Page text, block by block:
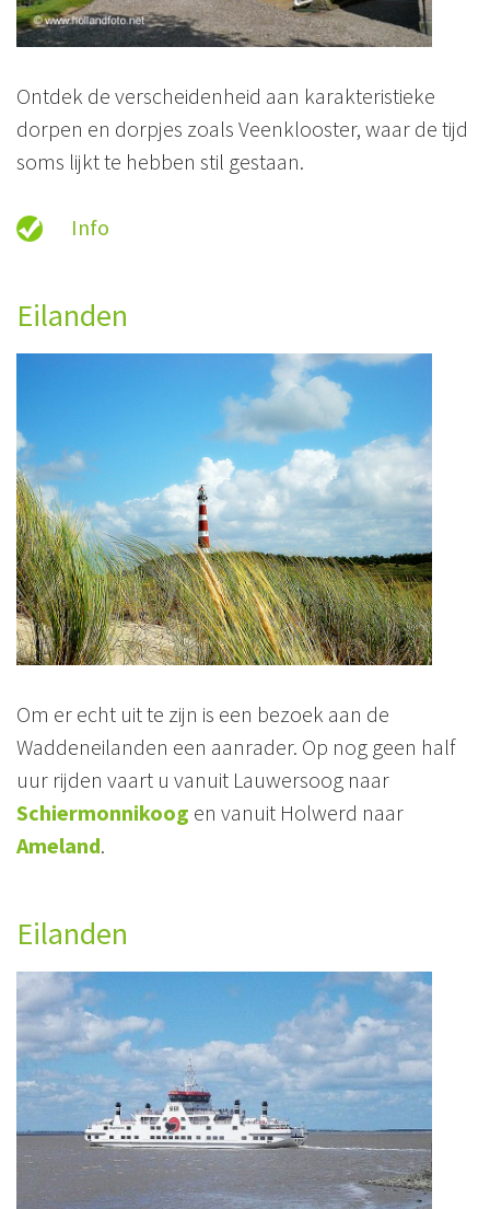
Ontdek de verscheidenheid aan karakteristieke
dorpen en dorpjes zoals Veenklooster, waar de tijd
soms lijkt te hebben stil gestaan.
Info
Eilanden
Om er echt uit te zijn is een bezoek aan de
Waddeneilanden een aanrader. Op nog geen half
uur rijden vaart u vanuit Lauwersoog naar
Schiermonnikoog en vanuit Holwerd naar
Ameland.
Eilanden